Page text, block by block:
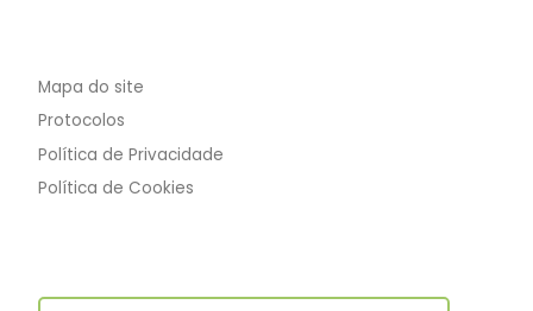
Mapa do site
Protocolos
Política de Privacidade
Política de Cookies